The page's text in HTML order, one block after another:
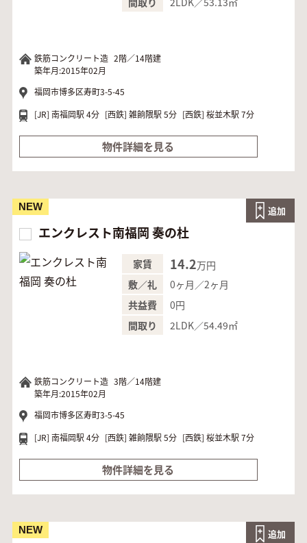
鉄筋コンクリート造 2階／14階建
築年月:2015年02月
福岡市博多区寿町3-5-45
[JR] 南福岡駅 4分 [西鉄] 雑餉隈駅 5分 [西鉄] 桜並木駅 7分
物件詳細を見る
エンクレスト南福岡 奏の杜
NEW 追加
家賃 14.2万円
敷／礼
0ヶ月／2ヶ月
共益費
0円
間取り
2LDK／54.49㎡
鉄筋コンクリート造 3階／14階建
築年月:2015年02月
福岡市博多区寿町3-5-45
[JR] 南福岡駅 4分 [西鉄] 雑餉隈駅 5分 [西鉄] 桜並木駅 7分
物件詳細を見る
NEW 追加